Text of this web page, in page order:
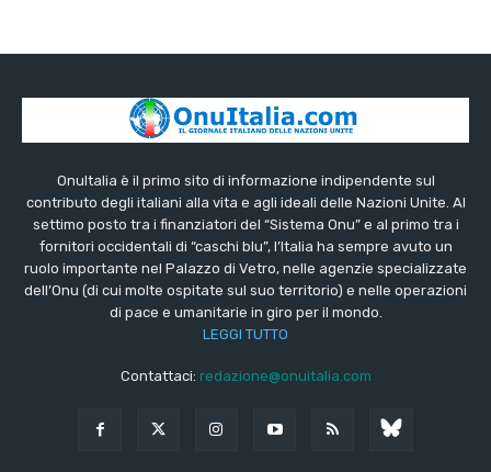
OnuItalia è il primo sito di informazione indipendente sul
contributo degli italiani alla vita e agli ideali delle Nazioni Unite. Al
settimo posto tra i finanziatori del “Sistema Onu” e al primo tra i
fornitori occidentali di “caschi blu”, l’Italia ha sempre avuto un
ruolo importante nel Palazzo di Vetro, nelle agenzie specializzate
dell’Onu (di cui molte ospitate sul suo territorio) e nelle operazioni
di pace e umanitarie in giro per il mondo.
LEGGI TUTTO
Contattaci: redazione@onuitalia.com